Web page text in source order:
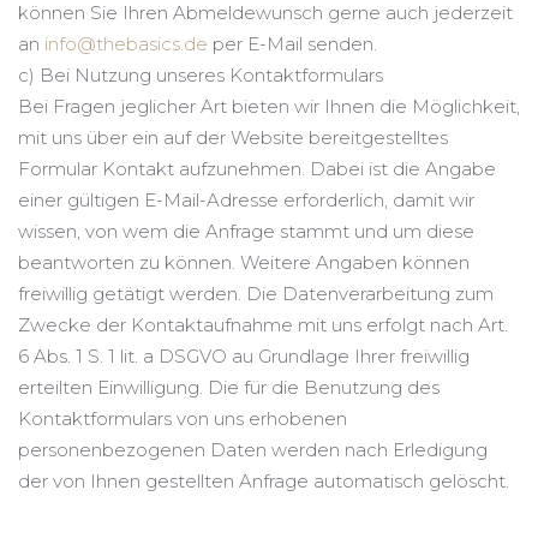
können Sie Ihren Abmeldewunsch gerne auch jederzeit
an info@thebasics.de per E-Mail senden.
c) Bei Nutzung unseres Kontaktformulars
Bei Fragen jeglicher Art bieten wir Ihnen die Möglichkeit,
mit uns über ein auf der Website bereitgestelltes
Formular Kontakt aufzunehmen. Dabei ist die Angabe
einer gültigen E-Mail-Adresse erforderlich, damit wir
wissen, von wem die Anfrage stammt und um diese
beantworten zu können. Weitere Angaben können
freiwillig getätigt werden. Die Datenverarbeitung zum
Zwecke der Kontaktaufnahme mit uns erfolgt nach Art.
6 Abs. 1 S. 1 lit. a DSGVO au Grundlage Ihrer freiwillig
erteilten Einwilligung. Die für die Benutzung des
Kontaktformulars von uns erhobenen
personenbezogenen Daten werden nach Erledigung
der von Ihnen gestellten Anfrage automatisch gelöscht.